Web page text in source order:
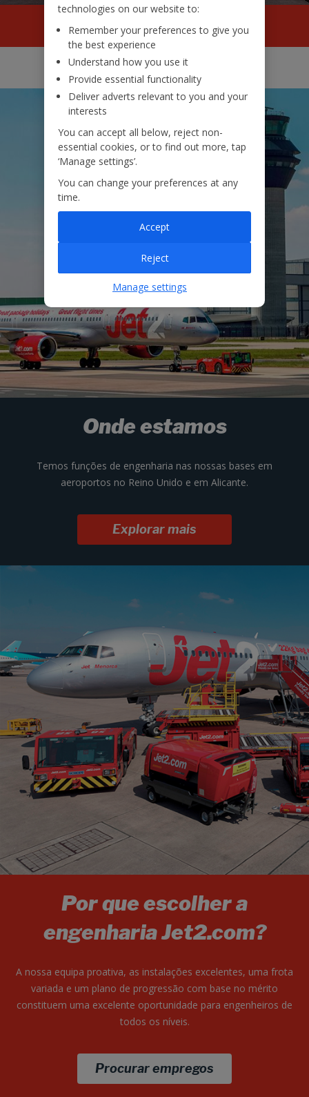
Engenharia carreiras
Onde estamos
Temos funções de engenharia nas nossas bases em
aeroportos no Reino Unido e em Alicante.
Explorar mais
Por que escolher a
engenharia Jet2.com?
A nossa equipa proativa, as instalações excelentes, uma frota
variada e um plano de progressão com base no mérito
constituem uma excelente oportunidade para engenheiros de
todos os níveis.
Procurar empregos
technologies on our website to:
Remember your preferences to give you
the best experience
Understand how you use it
Provide essential functionality
Deliver adverts relevant to you and your
interests
You can accept all below, reject non-
essential cookies, or to find out more, tap
‘Manage settings’.
You can change your preferences at any
time.
Reject
Accept
Manage settings